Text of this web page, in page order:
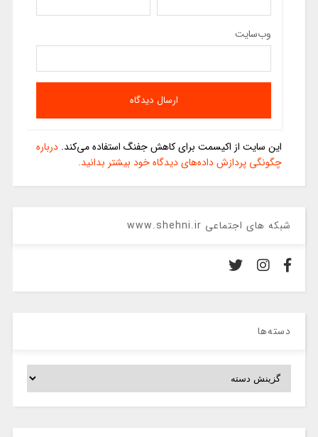
وب‌سایت
این سایت از اکیسمت برای کاهش جفنگ استفاده می‌کند. درباره
چگونگی پردازش داده‌های دیدگاه خود بیشتر بدانید.
شبکه های اجتماعی www.shehni.ir
دسته‌ها
دسته‌ها